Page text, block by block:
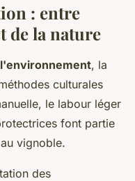
: entre
de la nature
l'environnement, la
culturales
le labour léger
font partie
vignoble.
des